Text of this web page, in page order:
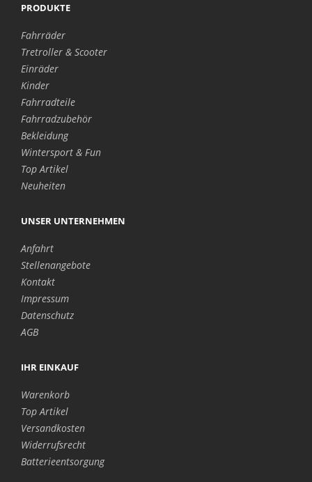
PRODUKTE
Fahrräder
Tretroller & Scooter
Einräder
Kinder
Fahrradteile
Fahrradzubehör
Bekleidung
Wintersport & Fun
Top Artikel
Neuheiten
UNSER UNTERNEHMEN
Anfahrt
Stellenangebote
Kontakt
Impressum
Datenschutz
AGB
IHR EINKAUF
Warenkorb
Top Artikel
Versandkosten
Widerrufsrecht
Batterieentsorgung